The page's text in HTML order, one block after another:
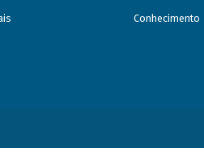
Conhecimento